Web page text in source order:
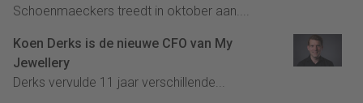
Schoenmaeckers treedt in oktober aan....
Koen Derks is de nieuwe CFO van My
Jewellery
Derks vervulde 11 jaar verschillende...